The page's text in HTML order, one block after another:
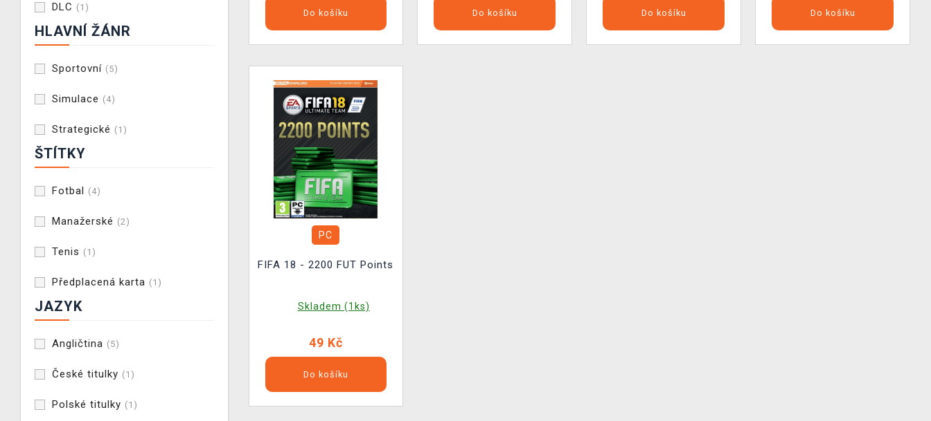
DLC (1)
HLAVNÍ ŽÁNR
Sportovní (5)
Simulace (4)
Strategické (1)
ŠTÍTKY
Fotbal (4)
Manažerské (2)
Tenis (1)
Předplacená karta (1)
JAZYK
Angličtina (5)
České titulky (1)
Polské titulky (1)
Do košíku Do košíku Do košíku Do košíku
PC
FIFA 18 - 2200 FUT Points
Skladem (1ks)
49 Kč
Do košíku